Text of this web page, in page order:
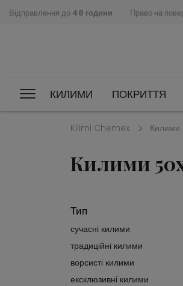
Відправлення до 48 години Право на
КИЛИМИ ПОКРИТТЯ
Kilimi Chemex Килими
Килими
Тип
сучасні килими
традиційні килими
ворсисті килими
ексклюзивні килими